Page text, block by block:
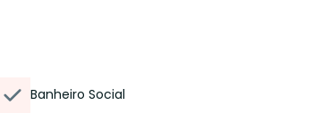
Banheiro Social